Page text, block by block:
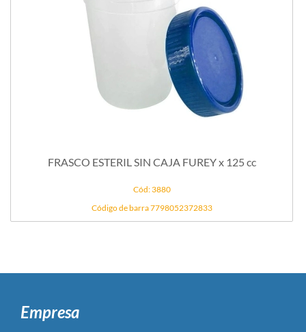
FRASCO ESTERIL SIN CAJA FUREY x 125 cc
Cód: 3880
Código de barra 7798052372833
Empresa